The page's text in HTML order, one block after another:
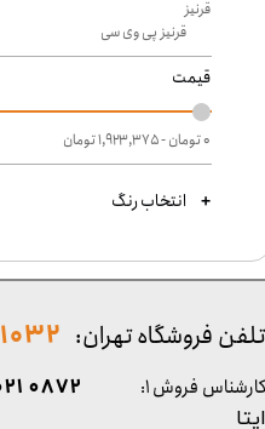
قرنیز
قرنیز پی وی سی
قیمت
۰ تومان - ۱,۹۲۳,۳۷۵ تومان
انتخاب رنگ
تلفن فروشگاه تهران: 1032 2842 - 021
کارشناس فروش ۱: 0872 021 0936
ایتا